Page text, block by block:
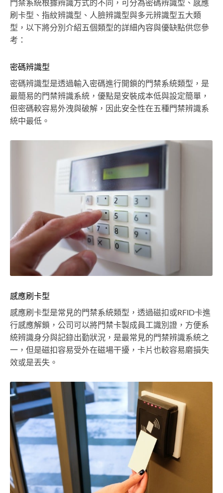
門禁系統根據辨識方式的不同，可分為密碼辨識型、感應
刷卡型、指紋辨識型、人臉辨識型與多元辨識型五大類
型，以下將分別介紹五個類型的詳細內容與優缺點供您參
考：
密碼辨識型
密碼辨識型是透過輸入密碼進行開鎖的門禁系統類型，是
最簡易的門禁辨識系統，優點是安裝成本低與設定簡單，
但密碼較容易外洩與破解，因此安全性在五種門禁辨識系
統中最低。
感應刷卡型
感應刷卡型是常見的門禁系統類型，透過磁扣或RFID卡進
行感應解鎖，公司可以將門禁卡製成員工識別證，方便系
統辨識身分與記錄出勤狀況，是最常見的門禁辨識系統之
一，但是磁扣容易受外在磁場干擾，卡片也較容易磨損失
效或是丟失。